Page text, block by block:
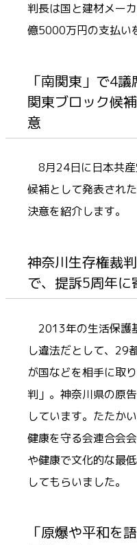
判長は国と建材メー
億5000万円の支払い
「南関東」で4
関東ブロック候
意
8月24日に日本共産
候補として発表され
決意を紹介します。
神奈川生存権裁
で、提訴5周年に
2013年の生活保護
し違法だとして、29
が国などを相手に取
判」。神奈川県の原
しています。たたか
健康を守る会連合会
や健康で文化的な最
してもらいました。
「原爆や平和を